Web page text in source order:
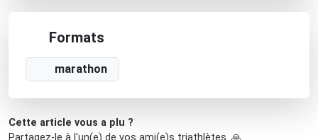
Formats
marathon
Cette article vous a plu ?
Partagez-le à l'un(e) de vos ami(e)s triathlètes. 🙏